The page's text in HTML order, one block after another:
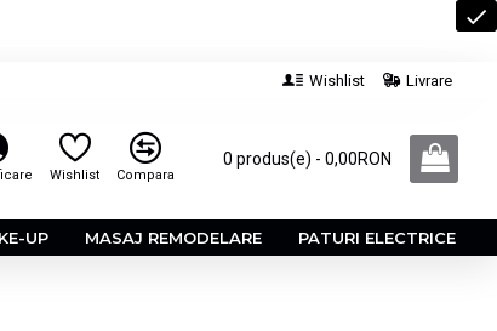
Wishlist Livrare
Wishlist Compara
0 produs(e) - 0,00RON
UP MASAJ REMODELARE PATURI ELECTRICE